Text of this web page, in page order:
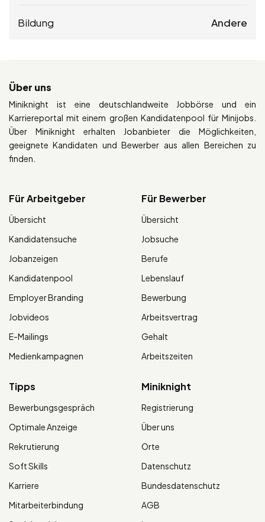
Bildung Andere
Über uns
Miniknight ist eine deutschlandweite Jobbörse und ein
Karriereportal mit einem großen Kandidatenpool für Minijobs.
Über Miniknight erhalten Jobanbieter die Möglichkeiten,
geeignete Kandidaten und Bewerber aus allen Bereichen zu
finden.
Für Arbeitgeber
Übersicht
Kandidatensuche
Jobanzeigen
Kandidatenpool
Employer Branding
Jobvideos
E-Mailings
Medienkampagnen
Für Bewerber
Übersicht
Jobsuche
Berufe
Lebenslauf
Bewerbung
Arbeitsvertrag
Gehalt
Arbeitszeiten
Tipps
Bewerbungsgespräch
Optimale Anzeige
Rekrutierung
Soft Skills
Karriere
Mitarbeiterbindung
Miniknight
Registrierung
Über uns
Orte
Datenschutz
Bundesdatenschutz
AGB